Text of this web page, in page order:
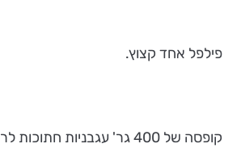
פילפל אחד קצוץ.
קופסה של 400 גר' עגבניות חתוכות לריבועים .